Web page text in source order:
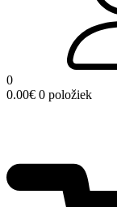
0
0.00€ 0 položiek